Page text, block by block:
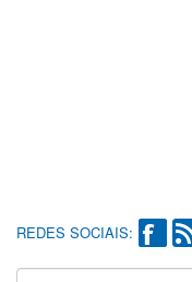
REDES SOCIAIS: